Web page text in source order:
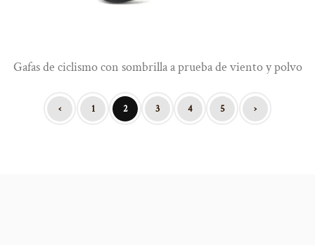
Gafas de ciclismo con sombrilla a prueba de viento y polvo
‹ 1 2 3 4 5 ›